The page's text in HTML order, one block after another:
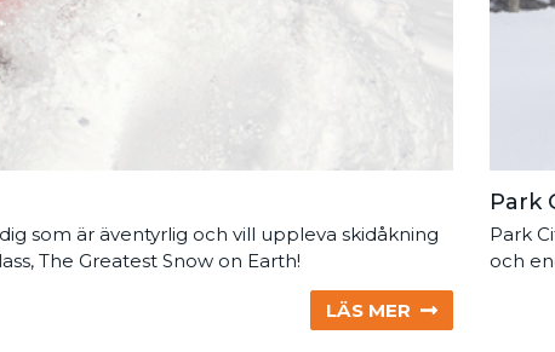
som är äventyrlig och vill uppleva skidåkning
The Greatest Snow on Earth!
LÄS MER
Park
Park
och